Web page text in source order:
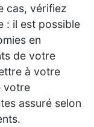
cas, vérifiez
: il est possible
en
de votre
à votre
votre
assuré selon